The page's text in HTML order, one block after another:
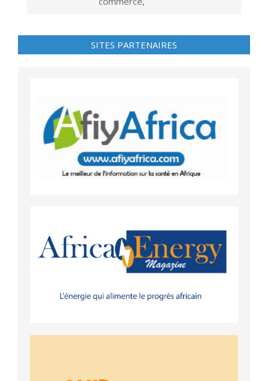
SITES PARTENAIRES